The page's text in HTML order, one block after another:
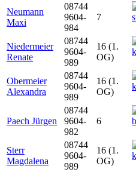
Neumann
Maxi
08744
9604-
984
7
Niedermeier
Renate
08744
9604-
989
16 (1.
OG)
Obermeier
Alexandra
08744
9604-
989
16 (1.
OG)
Paech Jürgen
08744
9604-
982
6
Sterr
Magdalena
08744
9604-
989
16 (1.
OG)